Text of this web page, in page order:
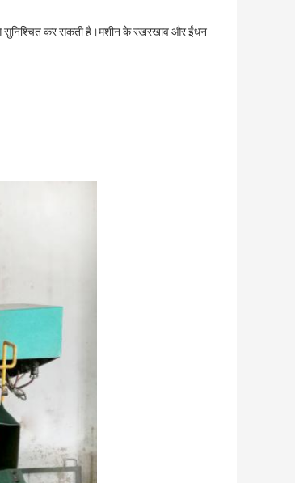
सुनिश्चित कर सकती है।मशीन के रखरखाव और ईंधन